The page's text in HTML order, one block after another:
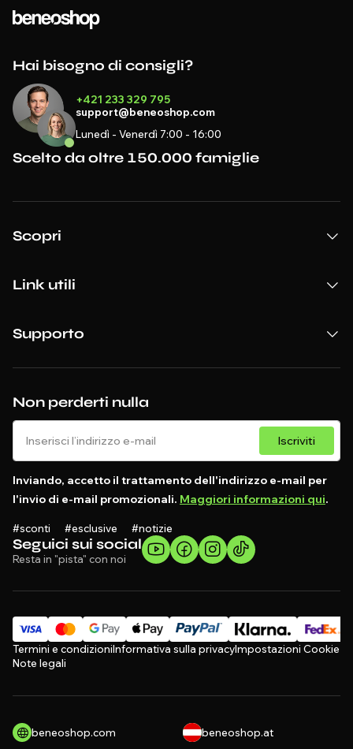
Seguici sui social
Resta in "pista" con noi
Non perderti nulla
Iscriviti
Inviando, accetto il trattamento dell'indirizzo e-mail per
l'invio di e-mail promozionali. Maggiori informazioni qui.
#sconti #esclusive #notizie
Hai bisogno di consigli?
+421 233 329 795
support@beneoshop.com
Lunedì - Venerdì 7:00 - 16:00
Scelto da oltre 150.000 famiglie
Scopri
Link utili
Supporto
Termini e condizioniInformativa sulla privacyImpostazioni Cookie
Note legali
beneoshop.com beneoshop.at